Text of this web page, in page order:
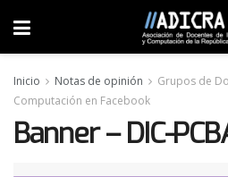
Inicio Notas de opinión
Grupos de
Computación en Facebook
Banner – DIC-